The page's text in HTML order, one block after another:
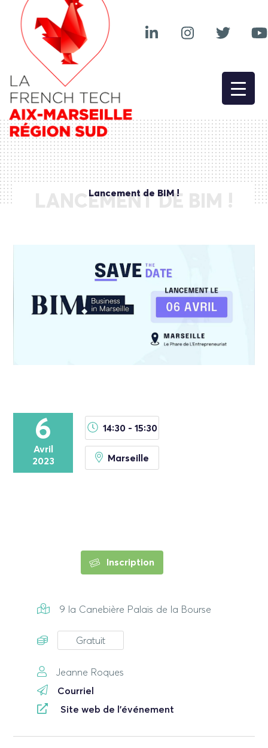
LANCEMENT DE BIM !
Lancement de BIM !
6
Avril
2023
14:30 - 15:30
Marseille
Inscription
9 la Canebière Palais de la Bourse
Gratuit
Jeanne Roques
Courriel
Site web de l'événement